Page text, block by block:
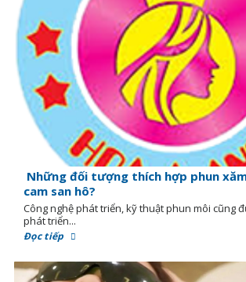
Những đối tượng thích hợp phun
cam san hô?
Công nghệ phát triển, kỹ thuật phun môi cũng
phát triển...
Đọc tiếp